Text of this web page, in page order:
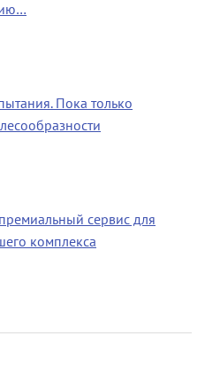
Пока только
сервис для
комплекса